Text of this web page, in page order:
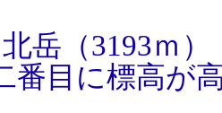
岳（3193ｍ）
番目に標高が